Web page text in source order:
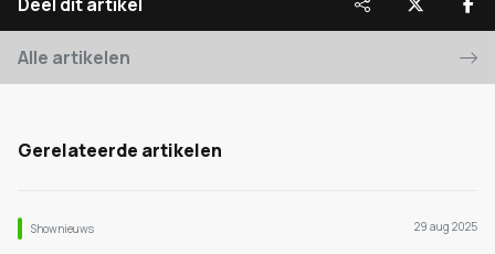
Alle artikelen
Gerelateerde artikelen
Shownieuws 29 aug 2025